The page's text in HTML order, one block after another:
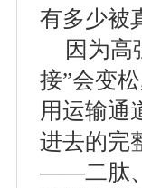
有多少被
因为高
接”会变
用运输通
进去的完
——二肽